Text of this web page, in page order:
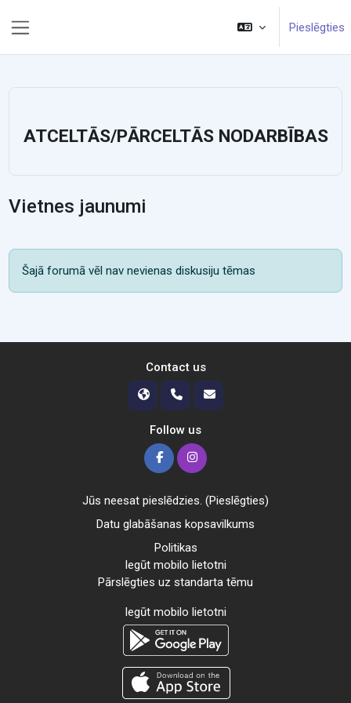
Pieslēgties
ATCELTĀS/PĀRCELTĀS NODARBĪBAS
Vietnes jaunumi
Šajā forumā vēl nav nevienas diskusiju tēmas
Contact us
Follow us
Jūs neesat pieslēdzies. (Pieslēgties)
Datu glabāšanas kopsavilkums
Politikas
Iegūt mobilo lietotni
Pārslēgties uz standarta tēmu
Iegūt mobilo lietotni